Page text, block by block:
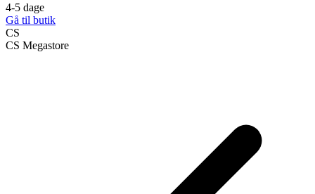
4-5 dage
Gå til butik
CS
CS Megastore